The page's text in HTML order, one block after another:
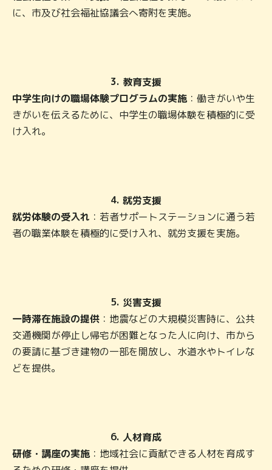
に、市及び社会福祉協議会へ寄附を実施。
3. 教育支援
中学生向けの職場体験プログラムの実施：働きがいや生
きがいを伝えるために、中学生の職場体験を積極的に受
け入れ。
4. 就労支援
就労体験の受入れ ：若者サポートステーションに通う若
者の職業体験を積極的に受け入れ、就労支援を実施。
5. 災害支援
一時滞在施設の提供 ：地震などの大規模災害時に、公共
交通機関が停止し帰宅が困難となった人に向け、市から
の要請に基づき建物の一部を開放し、水道水やトイレな
どを提供。
6. 人材育成
研修・講座の実施：地域社会に貢献できる人材を育成す